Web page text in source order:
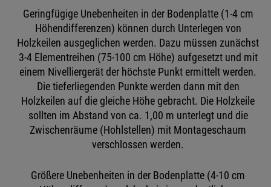
Geringfügige Unebenheiten in der Bodenplatte (1-4 cm
Höhendifferenzen) können durch Unterlegen von
Holzkeilen ausgeglichen werden. Dazu müssen zunächst
3-4 Elementreihen (75-100 cm Höhe) aufgesetzt und mit
einem Nivelliergerät der höchste Punkt ermittelt werden.
Die tieferliegenden Punkte werden dann mit den
Holzkeilen auf die gleiche Höhe gebracht. Die Holzkeile
sollten im Abstand von ca. 1,00 m unterlegt und die
Zwischenräume (Hohlstellen) mit Montageschaum
verschlossen werden.
Größere Unebenheiten in der Bodenplatte (4-10 cm